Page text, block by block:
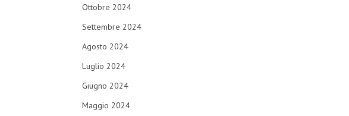
Ottobre 2024
Settembre 2024
Agosto 2024
Luglio 2024
Giugno 2024
Maggio 2024